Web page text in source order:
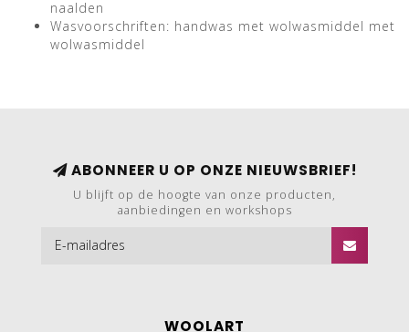
naalden
Wasvoorschriften: handwas met wolwasmiddel met
wolwasmiddel
ABONNEER U OP ONZE NIEUWSBRIEF!
U blijft op de hoogte van onze producten,
aanbiedingen en workshops
WOOLART